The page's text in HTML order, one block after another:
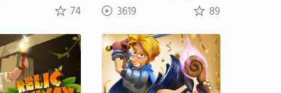
74 3619 89